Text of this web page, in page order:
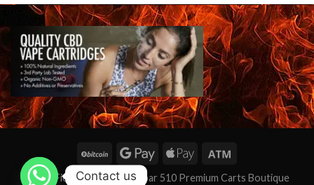
★★★ Fièrement alimenté par 510 Premium Carts Boutique
Contact us